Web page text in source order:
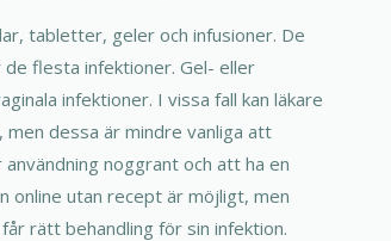
tabletter, geler och infusioner. De
flesta infektioner. Gel- eller
infektioner. I vissa fall kan läkare
dessa är mindre vanliga att
noggrant och att ha en
online utan recept är möjligt, men
rätt behandling för sin infektion.